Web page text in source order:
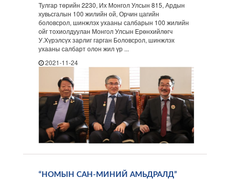
Тулгар төрийн 2230, Их Монгол Улсын 815, Ардын
хувьсгалын 100 жилийн ой, Орчин цагийн
боловсрол, шинжлэх ухааны салбарын 100 жилийн
ойг тохиолдуулан Монгол Улсын Ерөнхийлөгч
У.Хүрэлсүх зарлиг гарган Боловсрол, шинжлэх
ухааны салбарт олон жил үр ...
2021-11-24
“НОМЫН САН-МИНИЙ АМЬДРАЛД”